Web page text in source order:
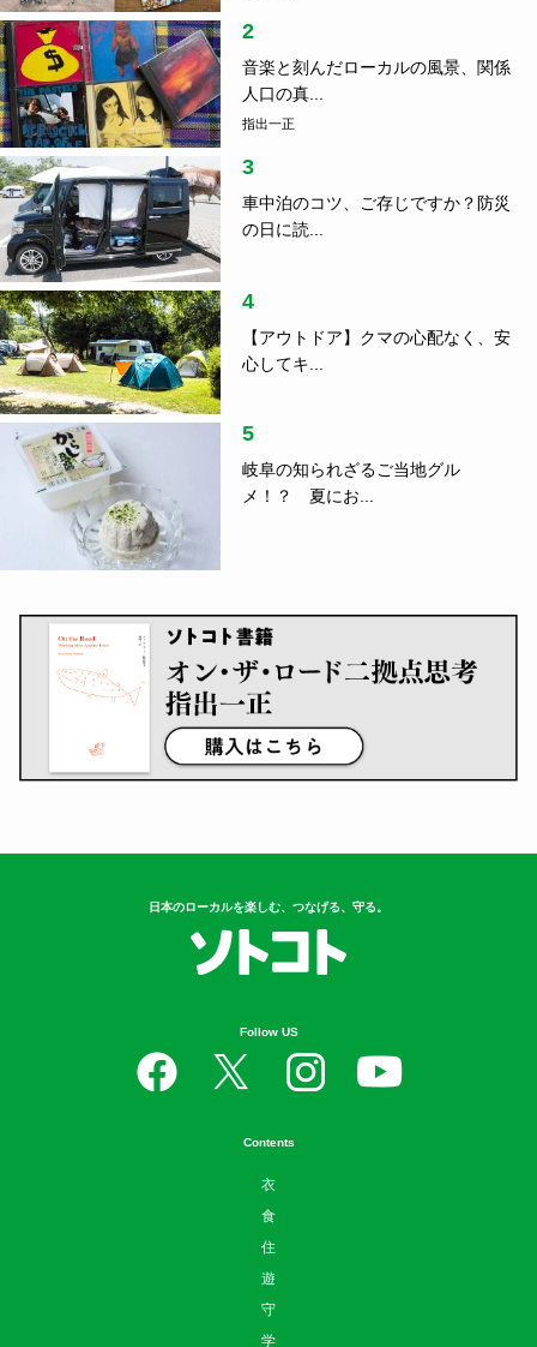
2
音楽と刻んだローカルの風景、関係
人口の真...
指出一正
3
車中泊のコツ、ご存じですか？防災
の日に読...
4
【アウトドア】クマの心配なく、安
心してキ...
5
岐阜の知られざるご当地グル
メ！？ 夏にお...
日本のローカルを楽しむ、つなげる、守る。
Follow US
Contents
衣
食
住
遊
守
学